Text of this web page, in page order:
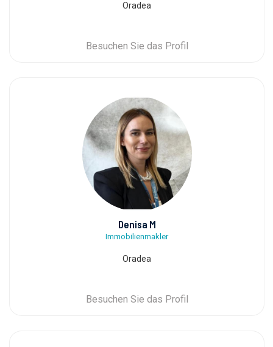
Oradea
Besuchen Sie das Profil
Denisa M
Immobilienmakler
Oradea
Besuchen Sie das Profil